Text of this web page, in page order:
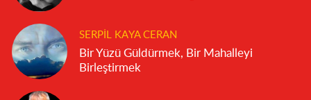
SERPIL KAYA CERAN
Bir Yüzü Güldürmek, Bir Mahalleyi
Birleştirmek